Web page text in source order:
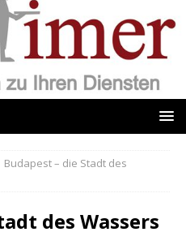
Budapest – die Stadt des
des Wassers